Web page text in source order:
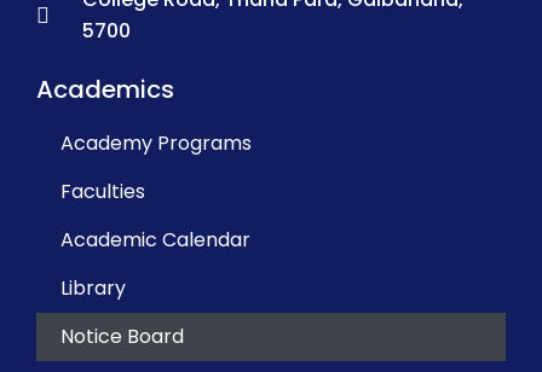
5700
Academics
Academy Programs
Faculties
Academic Calendar
Library
Notice Board